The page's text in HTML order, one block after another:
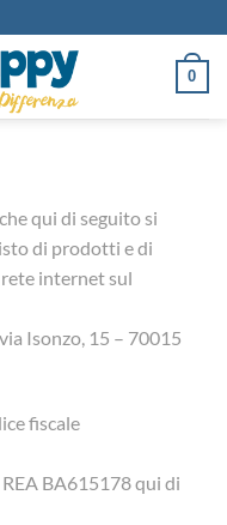
0
qui di seguito si
di prodotti e di
internet sul
Isonzo, 15 – 70015
fiscale
BA615178 qui di